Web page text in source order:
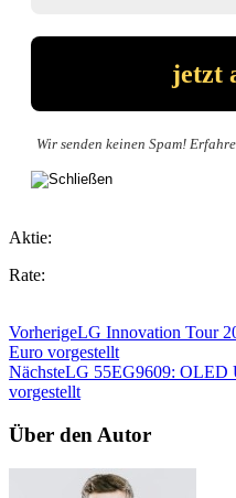
Wir senden keinen Spam!
Aktie:
Rate:
VorherigeLG Innovation Tour
Euro vorgestellt
NächsteLG 55EG9609: OLED
vorgestellt
Über den Autor